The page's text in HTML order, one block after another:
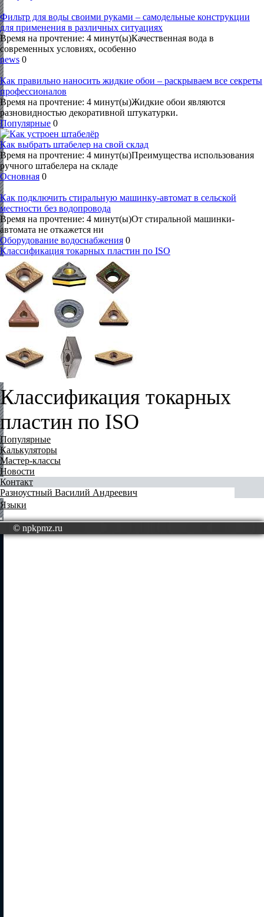
Фильтр для воды своими руками – самодельные конструкции
для применения в различных ситуациях
Время на прочтение: 4 минут(ы)Качественная вода в
современных условиях, особенно
news 0
Как правильно наносить жидкие обои – раскрываем все секреты
профессионалов
Время на прочтение: 4 минут(ы)Жидкие обои являются
разновидностью декоративной штукатурки.
Популярные 0
Как выбрать штабелер на свой склад
Время на прочтение: 4 минут(ы)Преимущества использования
ручного штабелера на складе
Основная 0
Как подключить стиральную машинку-автомат в сельской
местности без водопровода
Время на прочтение: 4 минут(ы)От стиральной машинки-
автомата не откажется ни
Оборудование водоснабжения 0
Классификация токарных пластин по ISO
Классификация токарных
пластин по ISO
Популярные
Калькуляторы
Мастер-классы
Новости
Контакт
Разноустный Василий Андреевич
Языки
© npkpmz.ru